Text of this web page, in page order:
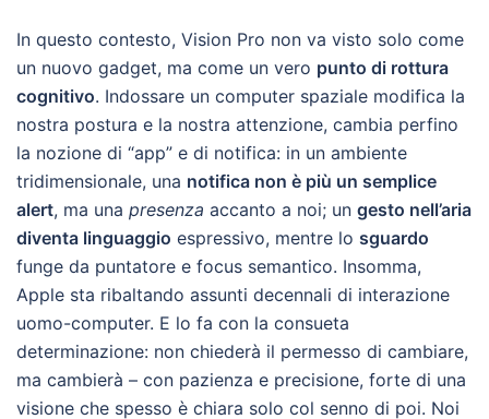
In questo contesto, Vision Pro non va visto solo come
un nuovo gadget, ma come un vero punto di rottura
cognitivo. Indossare un computer spaziale modifica la
nostra postura e la nostra attenzione, cambia perfino
la nozione di “app” e di notifica: in un ambiente
tridimensionale, una notifica non è più un semplice
alert, ma una presenza accanto a noi; un gesto nell’aria
diventa linguaggio espressivo, mentre lo sguardo
funge da puntatore e focus semantico. Insomma,
Apple sta ribaltando assunti decennali di interazione
uomo-computer. E lo fa con la consueta
determinazione: non chiederà il permesso di cambiare,
ma cambierà – con pazienza e precisione, forte di una
visione che spesso è chiara solo col senno di poi. Noi